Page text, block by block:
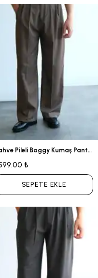
Kahve Pileli Baggy Kumaş Pantolon
₺
SEPETE EKLE